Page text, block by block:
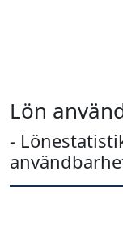
Lön
-